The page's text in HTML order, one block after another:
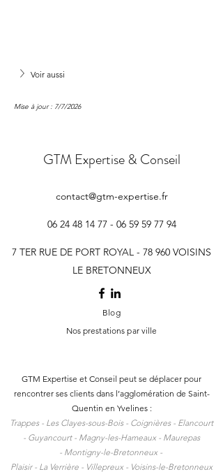
Voir aussi
Mise à jour : 7/7/2026
GTM Expertise & Conseil
contact@gtm-expertise.fr
06 24 48 14 77 - 06 59 5977 94
7 TER RUE DE PORT ROYAL - 78 960 VOISINS
LE BRETONNEUX
Blog
Nos prestations par ville
GTM Expertise et Conseil peut se déplacer pour
rencontrer ses clients dans l’agglomération de Saint-
Quentin en Yvelines :
Trappes - Les Clayes-sous-Bois - Coignières - Elancourt
- Guyancourt - Magny-les-Hameaux - Maurepas
- Montigny-le-Bretonneux -
Plaisir - La Verrière - Villepreux - Voisins-le-Bretonneux